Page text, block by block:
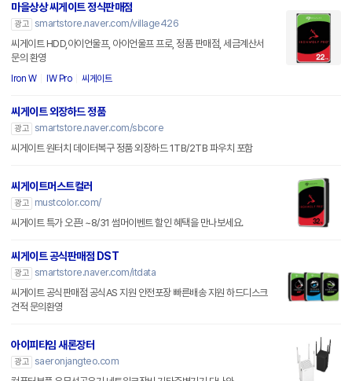
마을상상 씨게이트 정식판매점
광고 smartstore.naver.com/village426
씨게이트 HDD,아이언울프, 아이언울프 프로, 정품 판매점, 세금계산서
문의 환영
Iron W IW Pro 씨게이트
씨게이트 외장하드 정품
광고 smartstore.naver.com/sbcore
씨게이트 원터치 데이터복구 정품 외장하드 1TB/2TB 파우치 포함
씨게이트머스트컬러
광고
mustcolor.com/
씨게이트 특가 오픈! ~8/31 썸머이벤트 할인 혜택을 만나보세요.
씨게이트 공식판매점 DST
광고 smartstore.naver.com/itdata
씨게이트 공식판매점 공식AS 지원 안전포장 빠른배송 지원 하드디스크
견적 문의환영
아이피타임 새론장터
광고 saeronjangteo.com